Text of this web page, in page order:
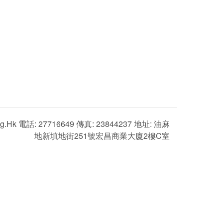
電話: 27716649 傳真: 23844237 地址: 油麻
地新填地街251號宏昌商業大廈2樓C室